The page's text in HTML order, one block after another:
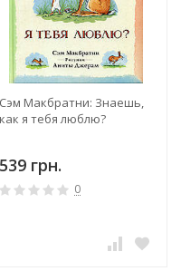
Сэм Макбратни: Знаешь,
как я тебя люблю?
539 грн.
0